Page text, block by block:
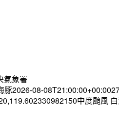
氣象署
豚2026-08-
中度颱風